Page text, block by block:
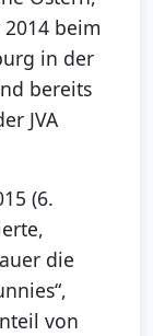
2014 beim
in der
bereits
JVA
(6.
die
von